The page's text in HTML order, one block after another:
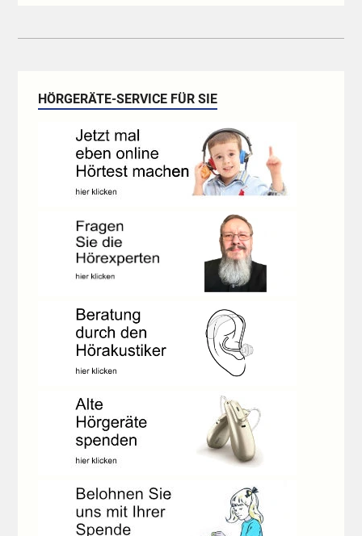
HÖRGERÄTE-SERVICE FÜR SIE